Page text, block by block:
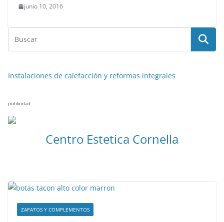
junio 10, 2016
Instalaciones de calefacción y reformas integrales
publicidad
Centro Estetica Cornella
ZAPATOS Y COMPLEMENTOS